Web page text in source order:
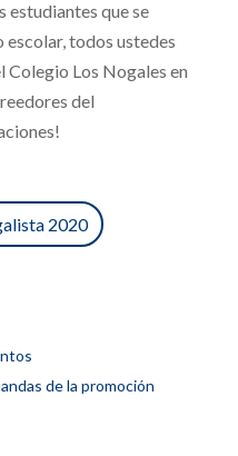
estudiantes que se
escolar, todos ustedes
Colegio Los Nogales en
del
2020
de la promoción